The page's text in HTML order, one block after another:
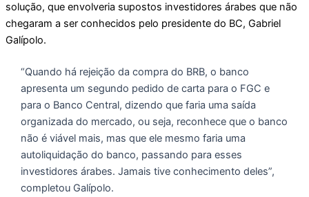
solução, que envolveria supostos investidores árabes que não
chegaram a ser conhecidos pelo presidente do BC, Gabriel
Galípolo.
“Quando há rejeição da compra do BRB, o banco
apresenta um segundo pedido de carta para o FGC e
para o Banco Central, dizendo que faria uma saída
organizada do mercado, ou seja, reconhece que o banco
não é viável mais, mas que ele mesmo faria uma
autoliquidação do banco, passando para esses
investidores árabes. Jamais tive conhecimento deles”,
completou Galípolo.